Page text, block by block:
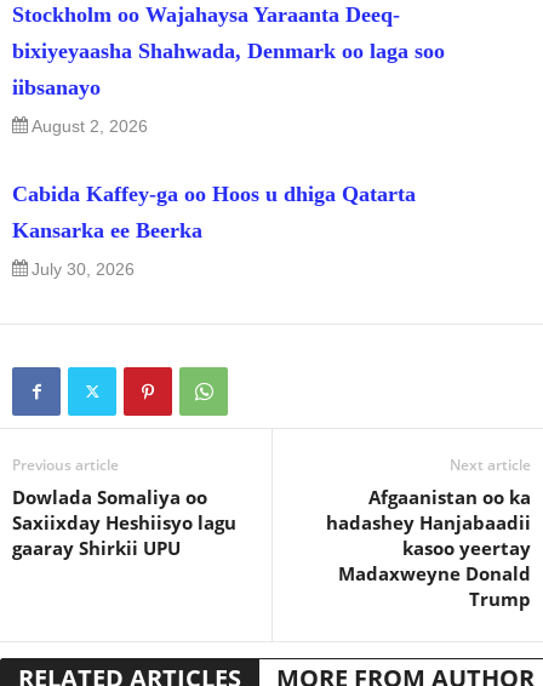
Stockholm oo Wajahaysa Yaraanta Deeq-
bixiyeyaasha Shahwada, Denmark oo laga soo
iibsanayo
August 2, 2026
Cabida Kaffey-ga oo Hoos u dhiga Qatarta
Kansarka ee Beerka
July 30, 2026
Previous article
Dowlada Somaliya oo
Saxiixday Heshiisyo lagu
gaaray Shirkii UPU
Next article
Afgaanistan oo ka
hadashey Hanjabaadii
kasoo yeertay
Madaxweyne Donald
Trump
RELATED ARTICLES MORE FROM AUTHOR